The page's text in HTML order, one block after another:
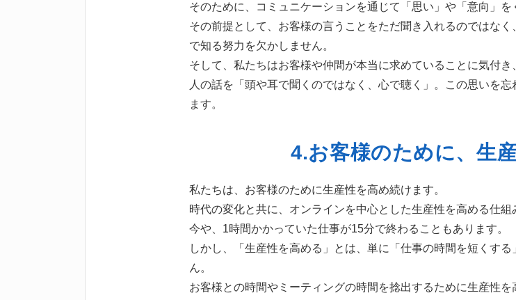
そのために、コミュニケーションを通じて「思い」や「意向」を
その前提として、お客様の言うことをただ聞き入れるのではな
で知る努力を欠かしません。
そして、私たちはお客様や仲間が本当に求めていることに気付き
人の話を「頭や耳で聞くのではなく、心で聴く」。この思いを
ます。
4.お客様のために、生
私たちは、お客様のために生産性を高め続けます。
時代の変化と共に、オンラインを中心とした生産性を高める仕組
今や、1時間かかっていた仕事が15分で終わることもあります。
しかし、「生産性を高める」とは、単に「仕事の時間を短くす
ん。
お客様との時間やミーティングの時間を捻出するために生産性を